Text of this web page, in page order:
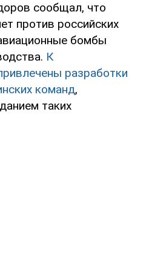
сообщал, что
против российских
бомбы
К
разработки
команд,
таких